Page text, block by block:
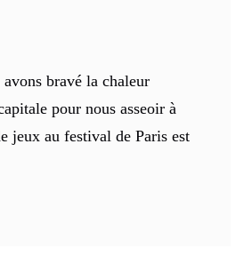
avons bravé la chaleur
pour nous asseoir à
jeux au festival de Paris est